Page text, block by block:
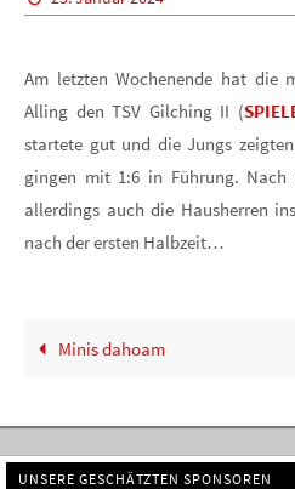
Am letzten Wochenende hat die
Alling den TSV Gilching II (
startete gut und die Jungs
gingen mit 1:6 in Führung. Nach
allerdings auch die Hausherren
nach der ersten Halbzeit…
Minis dahoam
UNSERE GESCHÄTZTEN SPONSOREN